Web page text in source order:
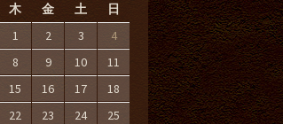
木 金 土 日
1 2 3
4
8 9 10
11
15 16 17
18
22 23 24
25